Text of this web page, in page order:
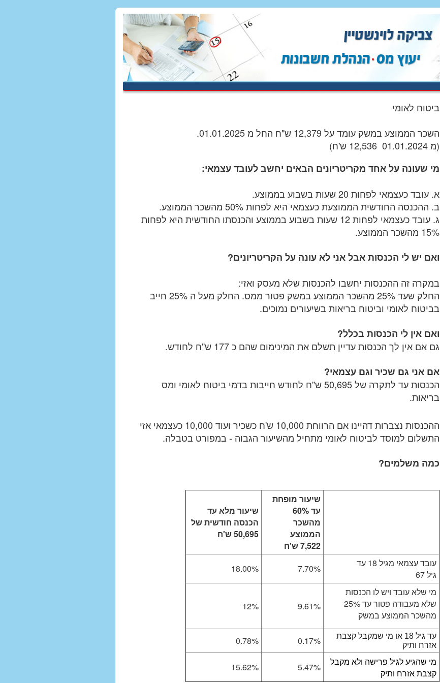
ביטוח לאומי
השכר הממוצע במשק עומד על 12,379 ש"ח החל מ 01.01.2025.
(מ 01.01.2024 12,536 ש'ח)
מי שעונה על אחד מקריטריונים הבאים יחשב לעובד עצמאי:
א. עובד כעצמאי לפחות 20 שעות בשבוע בממוצע.
ב. ההכנסה החודשית הממוצעת כעצמאי היא לפחות 50% מהשכר הממוצע.
ג. עובד כעצמאי לפחות 12 שעות בשבוע בממוצע והכנסתו החודשית היא לפחות
15% מהשכר הממוצע.
ואם יש לי הכנסות אבל אני לא עונה על הקריטריונים?
במקרה זה ההכנסות יחשבו להכנסות שלא מעסק ואזי:
החלק שעד 25% מהשכר הממוצע במשק פטור ממס. החלק מעל ה 25% חייב
בביטוח לאומי וביטוח בריאות בשיעורים נמוכים.
ואם אין לי הכנסות בכלל?
גם אם אין לך הכנסות עדיין תשלם את המינימום שהם כ 177 ש''ח לחודש.
אם אני גם שכיר וגם עצמאי?
הכנסות עד לתקרה של 50,695 ש''ח לחודש חייבות בדמי ביטוח לאומי ומס
בריאות.
ההכנסות נצברות דהיינו אם הרווחת 10,000 ש'ח כשכיר ועוד 10,000 כעצמאי אזי
התשלום למוסד לביטוח לאומי מתחיל מהשיעור הגבוה - במפורט בטבלה.
כמה משלמים?
שיעור מופחת
עד 60%
מהשכר
הממוצע
7,522 ש'ח
שיעור מלא עד
הכנסה חודשית של
50,695 ש'ח
עובד עצמאי מגיל 18 עד
גיל 67
7.70%
18.00%
מי שלא עובד ויש לו הכנסות
שלא מעבודה פטור עד 25%
מהשכר הממוצע במשק
9.61%
12%
עד גיל 18 או מי שמקבל קצבת
אזרח ותיק
0.17%
0.78%
מי שהגיע לגיל פרישה ולא מקבל
קצבת אזרח ותיק
5.47%
15.62%